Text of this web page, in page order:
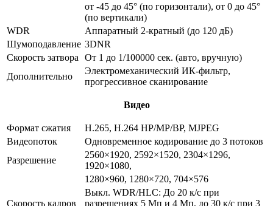
от -45 до 45° (по горизонтали), от 0 до 45°
(по вертикали)
WDR
Аппаратный 2-кратный (до 120 дБ)
Шумоподавление 3DNR
Скорость затвора
От 1 до 1/100000 сек. (авто, вручную)
Дополнительно
Электромеханический ИК-фильтр,
прогрессивное сканирование
Видео
Формат сжатия
H.265, H.264 HP/MP/BP, MJPEG
Видеопоток
Одновременное кодирование до 3 потоков
Разрешение
2560×1920, 2592×1520, 2304×1296,
1920×1080,
1280×960, 1280×720, 704×576
Скорость кадров
Выкл. WDR/HLC: До 20 к/с при
разрешениях 5 Мп и 4 Мп, до 30 к/с при 3